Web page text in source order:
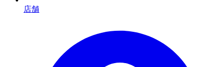
店舗